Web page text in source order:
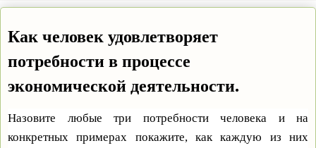
Как человек удовлетворяет
потребности в процессе
экономической деятельности.
Назовите любые три потребности человека и на
конкретных примерах покажите, как каждую из них